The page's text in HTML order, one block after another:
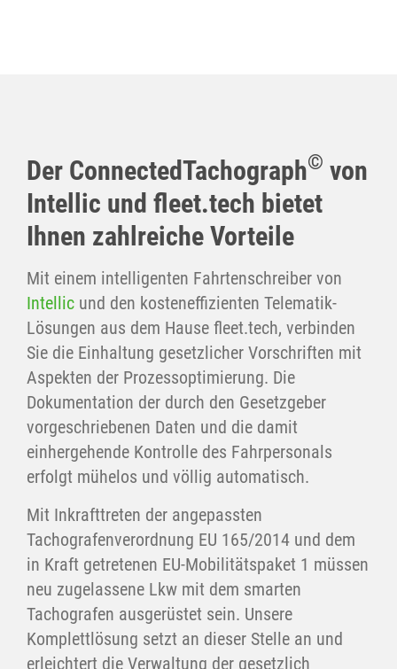
Der ConnectedTachograph© von
Intellic und fleet.tech bietet
Ihnen zahlreiche Vorteile
Mit einem intelligenten Fahrtenschreiber von
Intellic und den kosteneffizienten Telematik-
Lösungen aus dem Hause fleet.tech, verbinden
Sie die Einhaltung gesetzlicher Vorschriften mit
Aspekten der Prozessoptimierung. Die
Dokumentation der durch den Gesetzgeber
vorgeschriebenen Daten und die damit
einhergehende Kontrolle des Fahrpersonals
erfolgt mühelos und völlig automatisch.
Mit Inkrafttreten der angepassten
Tachografenverordnung EU 165/2014 und dem
in Kraft getretenen EU-Mobilitätspaket 1 müssen
neu zugelassene Lkw mit dem smarten
Tachografen ausgerüstet sein. Unsere
Komplettlösung setzt an dieser Stelle an und
erleichtert die Verwaltung der gesetzlich